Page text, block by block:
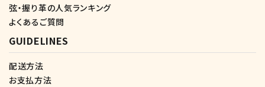
弦・握り革の人気ランキング
よくあるご質問
GUIDELINES
配送方法
お支払方法